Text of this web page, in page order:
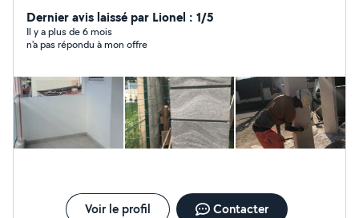
(ravalement, cloison,escaliers, etc...) N'hésitez pas à me
contacter, si vous avez besoin de mes services
Dernier avis laissé par Lionel : 1/5
Il y a plus de 6 mois
n'a pas répondu à mon offre
Voir le profil Contacter